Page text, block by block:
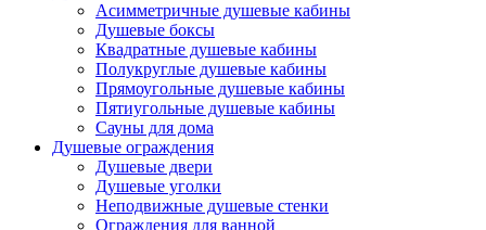
Асимметричные душевые кабины
Душевые боксы
Квадратные душевые кабины
Полукруглые душевые кабины
Прямоугольные душевые кабины
Пятиугольные душевые кабины
Сауны для дома
Душевые ограждения
Душевые двери
Душевые уголки
Неподвижные душевые стенки
Ограждения для ванной